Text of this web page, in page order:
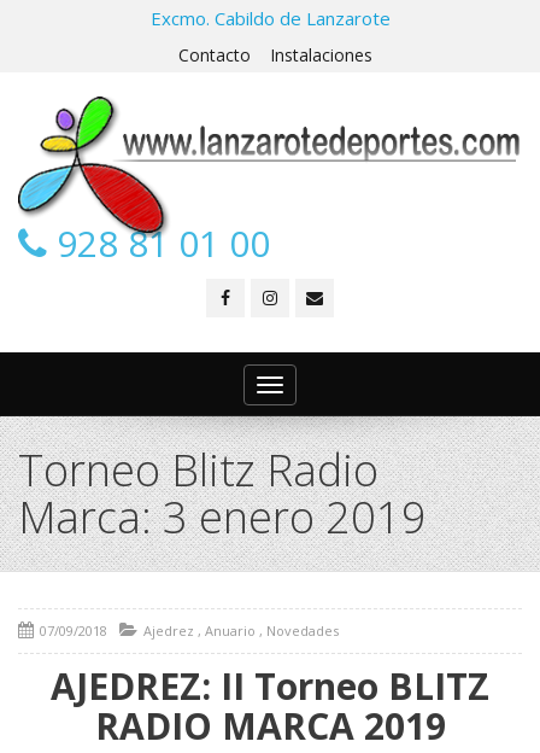
Excmo. Cabildo de Lanzarote
Contacto Instalaciones
928 81 01 00
Toggle
navigation
Torneo Blitz Radio
Marca: 3 enero 2019
07/09/2018 Ajedrez , Anuario , Novedades
AJEDREZ: II Torneo BLITZ
RADIO MARCA 2019